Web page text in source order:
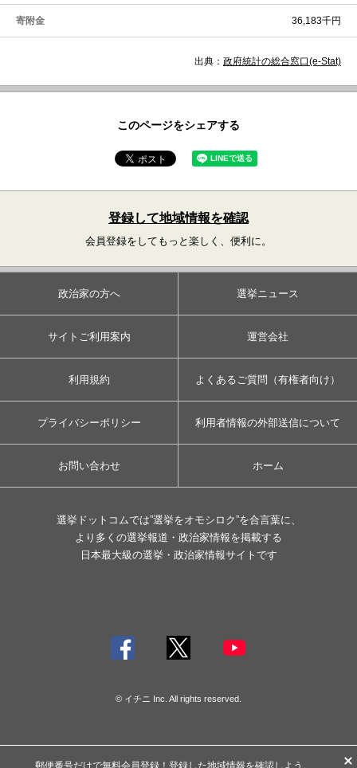
寄附金 36,183千円
出典： 政府統計の総合窓口(e-Stat)
このページをシェアする
登録して地域情報を確認
会員登録をしてもっと楽しく、便利に。
政治家の方へ 選挙ニュース
サイトご利用案内 運営会社
利用規約 よくあるご質問（有権者向け）
プライバシーポリシー 利用者情報の外部送信について
お問い合わせ ホーム
選挙ドットコムでは”選挙をオモシロク”を合言葉に、
より多くの選挙報道・政治家情報を掲載する
日本最大級の選挙・政治家情報サイトです
© イチニ Inc. All rights reserved.
郵便番号だけで無料会員登録！登録した地域情報を確認しよう。